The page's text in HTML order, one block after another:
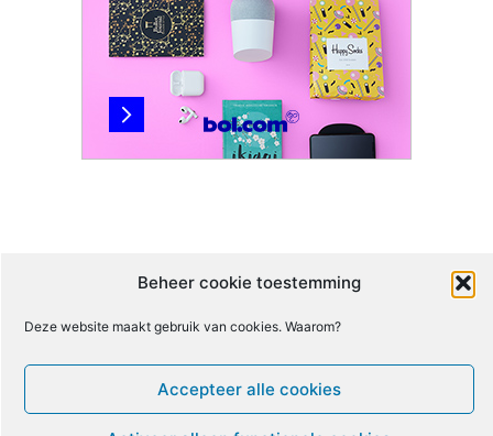
Beheer cookie toestemming
Deze website maakt gebruik van cookies. Waarom?
Accepteer alle cookies